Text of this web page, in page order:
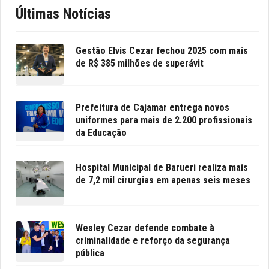
Últimas Notícias
Gestão Elvis Cezar fechou 2025 com mais
de R$ 385 milhões de superávit
Prefeitura de Cajamar entrega novos
uniformes para mais de 2.200 profissionais
da Educação
Hospital Municipal de Barueri realiza mais
de 7,2 mil cirurgias em apenas seis meses
Wesley Cezar defende combate à
criminalidade e reforço da segurança
pública